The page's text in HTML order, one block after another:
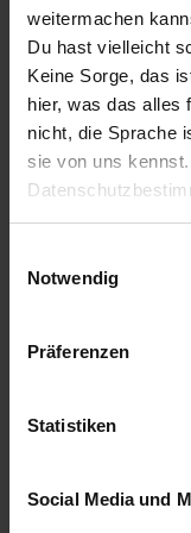
weitermachen
Du hast vielleicht
Keine Sorge, das
hier, was das alles
nicht, die Sprache
sie von uns
Benutzung der
Webseite zu
Informationen zu
Analysen
Notwendig
Präferenzen
Statistiken
Social Media und
beiAction
01.09.2026
1 freier Platz
Ausbildung